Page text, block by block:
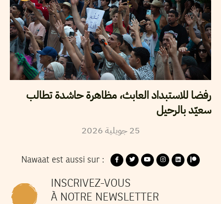
رفضا للاستبداد العابث، مظاهرة حاشدة تطالب
سعيّد بالرحيل
25 جويلية2026
Nawaat est aussi sur :
INSCRIVEZ-VOUS
À NOTRE NEWSLETTER